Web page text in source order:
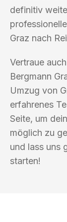
definitiv
Graz nach
Vertraue
Bergmann
Umzug von
erfahrenes
Seite, um
möglich zu
und lass uns
starten!